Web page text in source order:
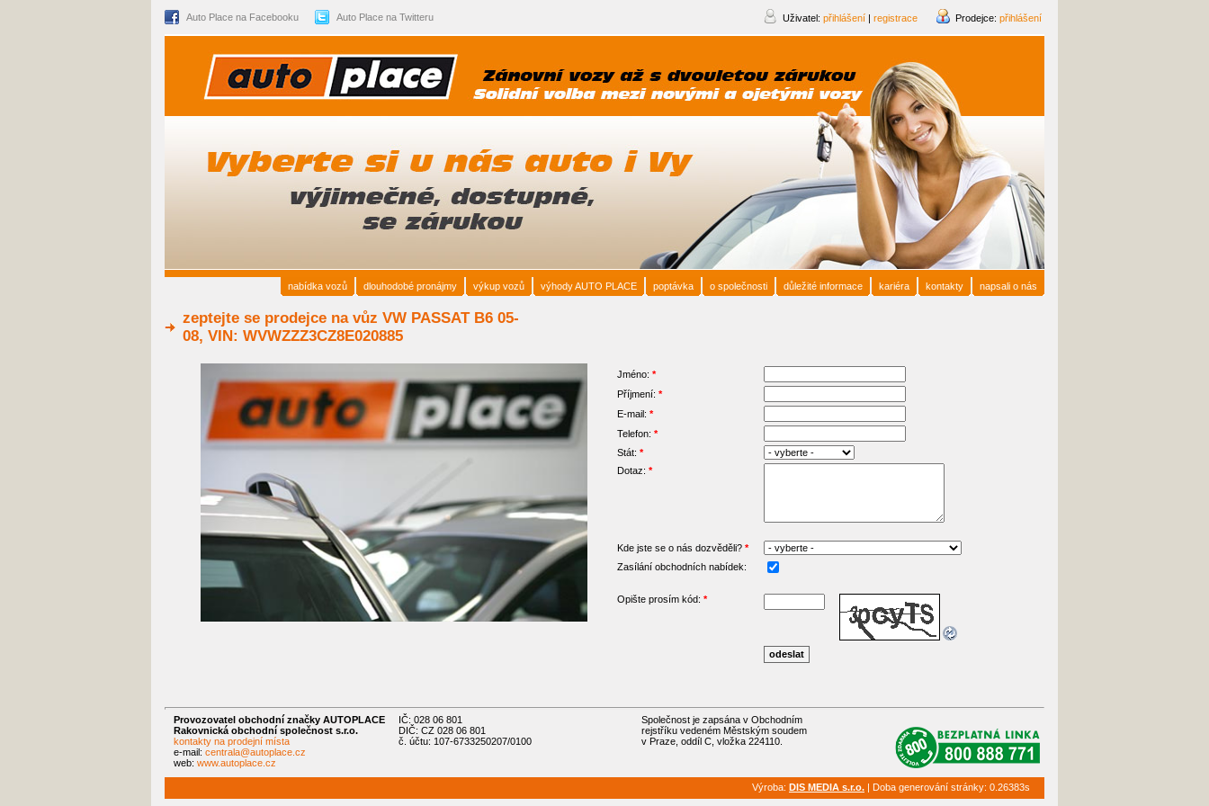
Auto Place na Facebooku Auto Place na Twitteru Prodejce: přihlášení
Uživatel: přihlášení | registrace
napsali o nás
kontakty
kariéra
důležité informace
o společnosti
poptávka
výhody AUTO PLACE
výkup vozů
dlouhodobé pronájmy
nabídka vozů
zeptejte se prodejce na vůz VW PASSAT B6 05-
08, VIN: WVWZZZ3CZ8E020885
Jméno: *
Příjmení: *
E-mail: *
Telefon: *
Stát: *
Dotaz: *
Kde jste se o nás dozvěděli? *
Zasílání obchodních nabídek:
Opište prosím kód: *
Provozovatel obchodní značky AUTOPLACE
Rakovnická obchodní společnost s.r.o.
kontakty na prodejní místa
e-mail: centrala@autoplace.cz
web: www.autoplace.cz
IČ: 028 06 801
DIČ: CZ 028 06 801
č. účtu: 107-6733250207/0100
Společnost je zapsána v Obchodním
rejstříku vedeném Městským soudem
v Praze, oddíl C, vložka 224110.
Výroba: DIS MEDIA s.r.o. | Doba generování stránky: 0.26383s